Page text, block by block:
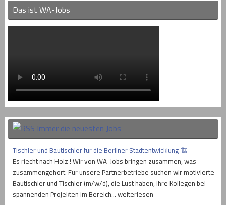
Das ist WA-Jobs
Immer die neuesten Jobs
Tischler und Bautischler für die Berliner Stadtentwicklung 🏗
Es riecht nach Holz ! Wir von WA-Jobs bringen zusammen, was
zusammengehört. Für unsere Partnerbetriebe suchen wir motivierte
Bautischler und Tischler (m/w/d), die Lust haben, ihre Kollegen bei
spannenden Projekten im Bereich… weiterlesen